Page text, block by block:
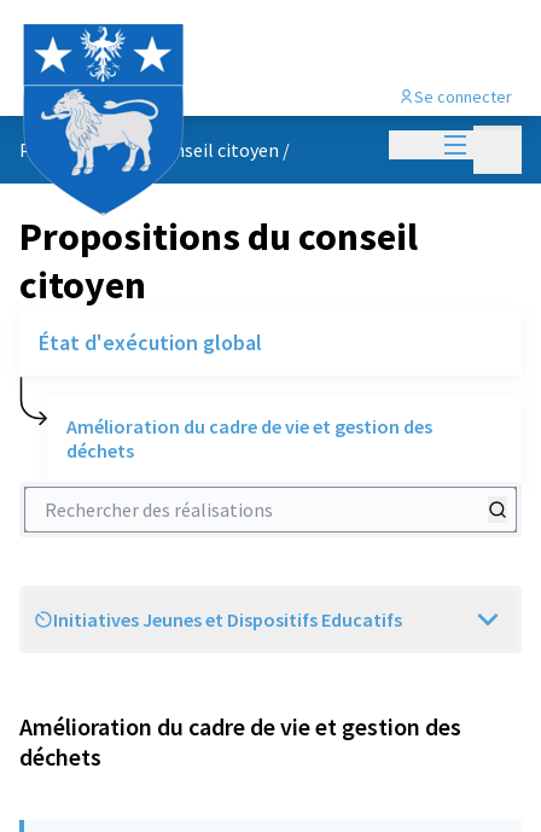
Menu
Se connecter
Propositions du conseil citoyen /
Propositions du conseil
citoyen
État d'exécution global
Amélioration du cadre de vie et gestion des
déchets
Rechercher des réalisations
Scope
Initiatives Jeunes et Dispositifs Educatifs
Amélioration du cadre de vie et gestion des
déchets